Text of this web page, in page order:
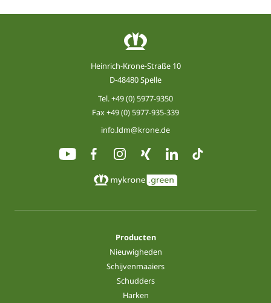
Heinrich-Krone-Straße 10
D-48480 Spelle
Tel.+49 (0) 5977-9350
Fax +49 (0) 5977-935-339
info.ldm@krone.de
Producten
Nieuwigheden
Schijvenmaaiers
Schudders
Harken